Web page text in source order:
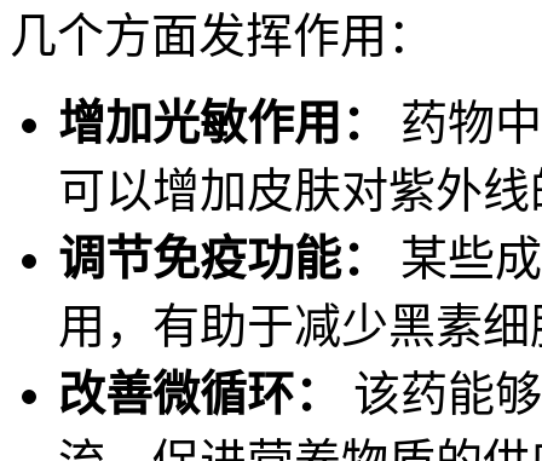
几个方面发挥作用：
增加光敏作用：
药物
可以增加皮肤对紫外
调节免疫功能：
某些
用，有助于减少黑素
改善微循环：
该药能